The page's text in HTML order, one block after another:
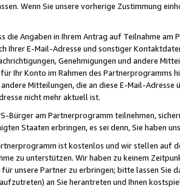
Wenn Sie unsere vorherige Zustimmung
die Angaben in Ihrem Antrag auf Teilnahme
Ihrer E-Mail-Adresse und sonstiger
Genehmigungen und andere
Ihr Konto im Rahmen des Partnerprogramms
Mitteilungen, die an diese E-Mail-
nicht mehr aktuell ist.
Bürger am Partnerprogramm teilnehmen,
Staaten erbringen, es sei denn, Sie haben
ist kostenlos und wir stellen auf
zu unterstützen. Wir haben zu keinem
unsere Partner zu erbringen; bitte lassen Sie
an Sie herantreten und Ihnen